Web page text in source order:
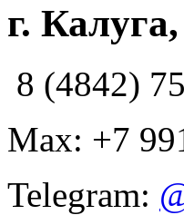
г.
8 (4842)
Max: +7
Telegram: